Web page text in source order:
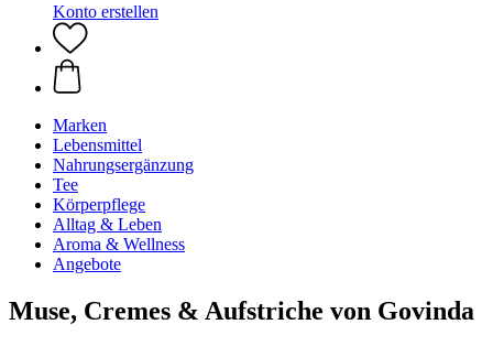
Konto erstellen
Marken
Lebensmittel
Nahrungsergänzung
Tee
Körperpflege
Alltag & Leben
Aroma & Wellness
Angebote
Muse, Cremes & Aufstriche von Govinda